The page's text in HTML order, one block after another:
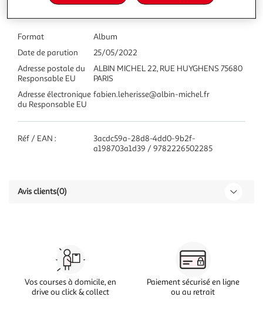
Format
Album
Date de parution
25/05/2022
Adresse postale du
Responsable EU
ALBIN MICHEL 22, RUE HUYGHENS 75680
PARIS
Adresse électronique
du Responsable EU
fabien.leherisse@albin-michel.fr
Réf / EAN :
3acdc59a-28d8-4dd0-9b2f-
a198703a1d39 / 9782226502285
Avis clients(0)
Vos courses à domicile, en
drive ou click & collect
Paiement sécurisé en ligne
ou au retrait